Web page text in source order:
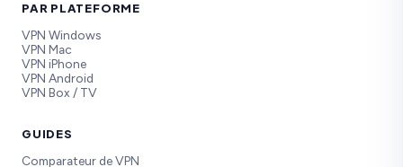
PAR PLATEFORME
VPN Windows
VPN Mac
VPN iPhone
VPN Android
VPN Box / TV
GUIDES
Comparateur de VPN